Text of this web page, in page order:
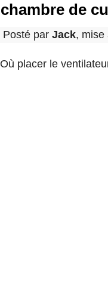
chambre de
Posté par Jack, mise
Où placer le